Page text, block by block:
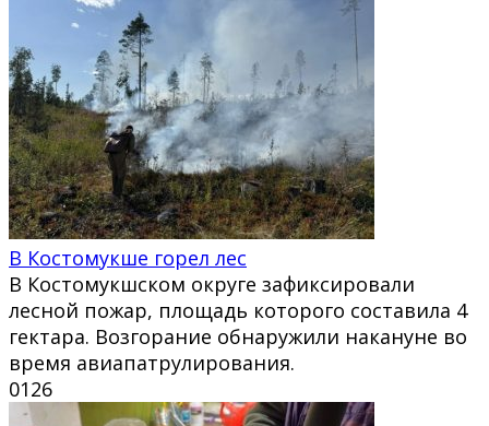
В Костомукше горел лес
В Костомукшском округе зафиксировали
лесной пожар, площадь которого составила 4
гектара. Возгорание обнаружили накануне во
время авиапатрулирования.
0126